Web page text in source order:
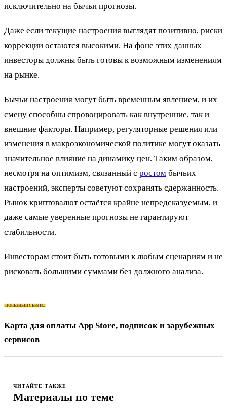
исключительно на бычьи прогнозы.
Даже если текущие настроения выглядят позитивно, риски
коррекции остаются высокими. На фоне этих данных
инвесторы должны быть готовы к возможным изменениям
на рынке.
Бычьи настроения могут быть временным явлением, и их
смену способны спровоцировать как внутренние, так и
внешние факторы. Например, регуляторные решения или
изменения в макроэкономической политике могут оказать
значительное влияние на динамику цен. Таким образом,
несмотря на оптимизм, связанный с ростом бычьих
настроений, эксперты советуют сохранять сдержанность.
Рынок криптовалют остаётся крайне непредсказуемым, и
даже самые уверенные прогнозы не гарантируют
стабильности.
Инвесторам стоит быть готовыми к любым сценариям и не
рисковать большими суммами без должного анализа.
ПОЛЕЗНЫЙ СЕРВИС
Карта для оплаты App Store, подписок и зарубежных
сервисов
ЧИТАЙТЕ ТАКЖЕ
Материалы по теме